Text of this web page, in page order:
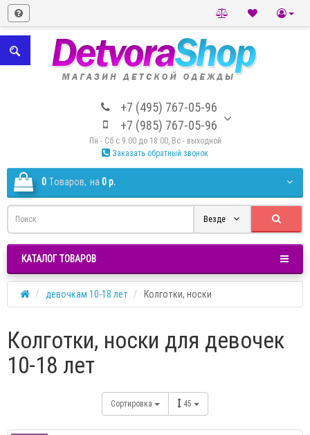
+7 (495) 767-05-96
+7 (985) 767-05-96
Пн - Сб с 9.00 до 18.00, Вс - выходной
Заказать обратный звонок
0 Tоваров, на 0 р.
Везде
КАТАЛОГ ТОВАРОВ
девочкам 10-18 лет Колготки, носки
Колготки, носки для девочек
10-18 лет
Сортировка 45